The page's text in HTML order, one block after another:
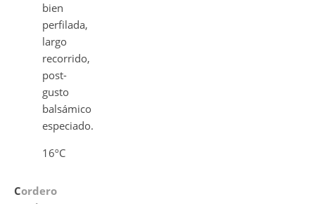
bien
perfilada,
largo
recorrido,
post-
gusto
balsámico
especiado.
16ºC
Cordero